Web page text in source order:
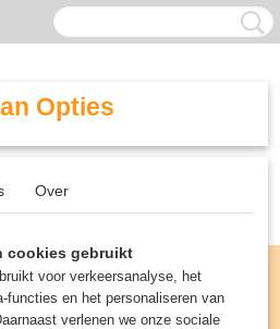
Opties
Over
cookies gebruikt
voor verkeersanalyse, het
functies en het personaliseren van
verlenen we onze sociale